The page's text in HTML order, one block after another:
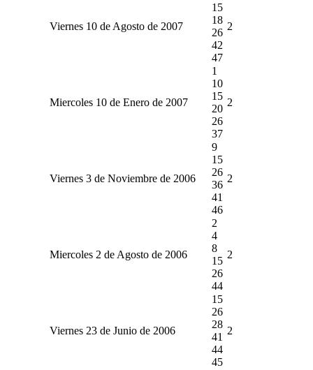
Viernes 10 de Agosto de 2007
15
18
26
42
47
2
Miercoles 10 de Enero de 2007
1
10
15
20
26
37
2
Viernes 3 de Noviembre de 2006
9
15
26
36
41
46
2
Miercoles 2 de Agosto de 2006
2
4
8
15
26
44
2
Viernes 23 de Junio de 2006
15
26
28
41
44
45
2